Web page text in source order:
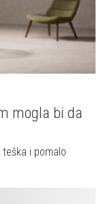
mogla bi da
i pomalo